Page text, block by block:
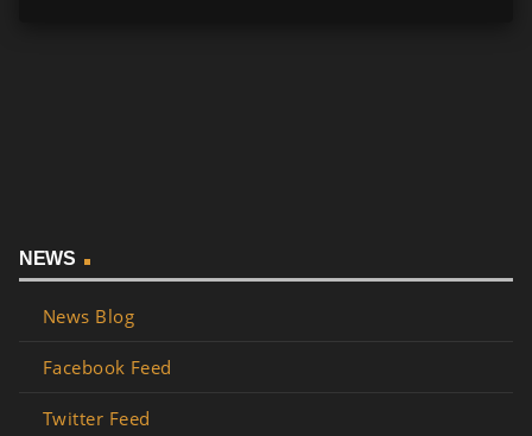
NEWS
News Blog
Facebook Feed
Twitter Feed